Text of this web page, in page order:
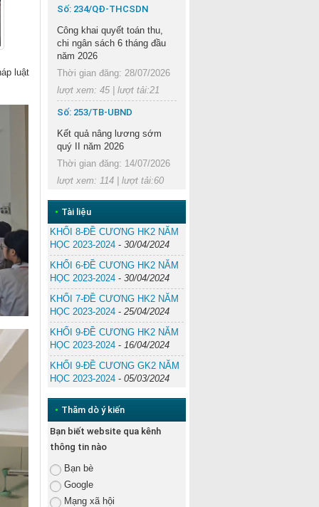
luật
Số: 234/QĐ-THCSDN
Công khai quyết toán thu,
chi ngân sách 6 tháng đầu
năm 2026
Thời gian đăng: 28/07/2026
lượt xem: 45 | lượt tải:21
Số: 253/TB-UBND
Kết quả nâng lương sớm
quý II năm 2026
Thời gian đăng: 14/07/2026
lượt xem: 114 | lượt tải:60
• Tài liệu
KHỐI 8-ĐỀ CƯƠNG HK2 NĂM
HỌC 2023-2024- 30/04/2024
KHỐI 6-ĐỀ CƯƠNG HK2 NĂM
HỌC 2023-2024- 30/04/2024
KHỐI 7-ĐỀ CƯƠNG HK2 NĂM
HỌC 2023-2024- 25/04/2024
KHỐI 9-ĐỀ CƯƠNG HK2 NĂM
HỌC 2023-2024- 16/04/2024
KHỐI 9-ĐỀ CƯƠNG GK2 NĂM
HỌC 2023-2024- 05/03/2024
• Thăm dò ý kiến
Bạn biết website qua kênh
thông tin nào
Bạn bè
Google
Mạng xã hội